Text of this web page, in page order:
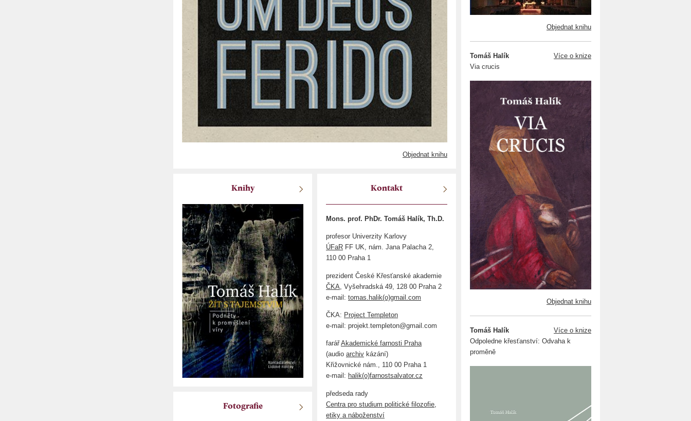
Objednat knihu
Objednat knihu
Tomáš Halík
Více o knize
Via crucis
Objednat knihu
Tomáš Halík
Více o knize
Odpoledne křesťanství: Odvaha k
proměně
Knihy Kontakt
Mons. prof. PhDr. Tomáš Halík, Th.D.
profesor Univerzity Karlovy
ÚFaR FF UK, nám. Jana Palacha 2,
110 00 Praha 1
prezident České Křesťanské akademie
ČKA , Vyšehradská 49, 128 00 Praha 2
e-mail: tomas.halik(o)gmail.com
ČKA: Project Templeton
e-mail: projekt.templeton@gmail.com
farářAkademické farnosti Praha
(audio archiv kázání)
Křižovnické nám., 110 00 Praha 1
e-mail: halik(o)farnostsalvator.cz
předseda rady
Centra pro studium politické filozofie,
etiky a náboženství
Fotografie